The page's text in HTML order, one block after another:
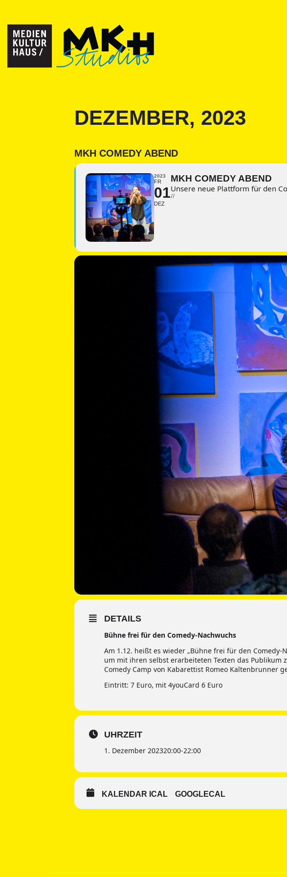
DEZEMBER, 2023
MKH COMEDY ABEND
2023
FR
01
DEZ
MKH COMEDY ABEND
Unsere neue Plattform für den
//
DETAILS
Bühne frei für den Comedy-Nachwuchs
Am 1.12. heißt es wieder „Bühne frei für den Comedy-
um mit ihren selbst erarbeiteten Texten das
Comedy Camp von Kabarettist Romeo Kaltenbrunner
Eintritt: 7 Euro, mit 4youCard 6 Euro
UHRZEIT
1. Dezember 202320:00-22:00
KALENDAR ICAL GOOGLECAL